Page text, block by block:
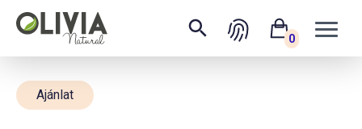
0
Ajánlat